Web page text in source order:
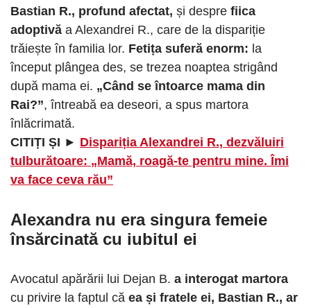
Bastian R., profund afectat, și despre fiica
adoptivă a Alexandrei R., care de la dispariție
trăiește în familia lor. Fetița suferă enorm: la
început plângea des, se trezea noaptea strigând
după mama ei. „Când se întoarce mama din
Rai?”, întreabă ea deseori, a spus martora
înlăcrimată.
CITIȚI ȘI ► Dispariția Alexandrei R., dezvăluiri
tulburătoare: „Mamă, roagă-te pentru mine. Îmi
va face ceva rău”
Alexandra nu era singura femeie
însărcinată cu iubitul ei
Avocatul apărării lui Dejan B. a interogat martora
cu privire la faptul că ea și fratele ei, Bastian R., ar